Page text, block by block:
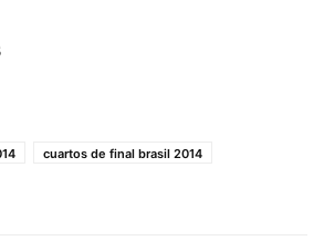
cuartos de final brasil 2014